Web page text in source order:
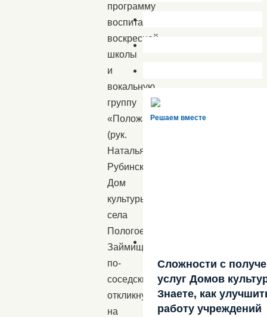
программу
воспитанников
воскресной
школы
и
вокальную
группу
«Положаночка»
(рук.
Наталья
Рубинская,
Дом
культуры
села
Пологое
Займище,
по-
соседски
откликнувшуюся
на
Решаем вместе
Сложности с
услуг Домов
Знаете, как
работу учреждений